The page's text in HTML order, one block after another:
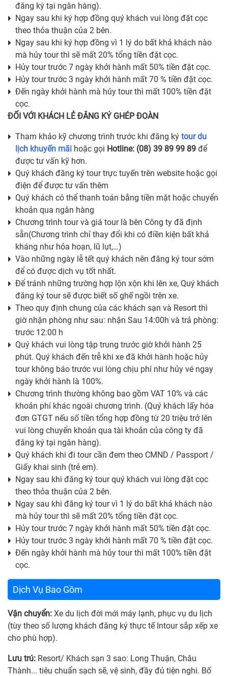
đăng ký tại ngân hàng).
Ngay sau khi ký hợp đồng quý khách vui lòng đặt cọc
theo thỏa thuận của 2 bên.
Ngay sau khi ký hợp đồng vì 1 lý do bất khả khách nào
mà hủy tour thì sẽ mất 20% tổng tiền đặt cọc.
Hủy tour trước 7 ngày khởi hành mất 50% tiền đặt cọc.
Hủy tour trước 3 ngày khởi hành mất 70 % tiền đặt cọc.
Đến ngày khởi hành mà hủy tour thì mất 100% tiền đặt
cọc.
ĐỐI VỚI KHÁCH LẺ ĐĂNG KÝ GHÉP ĐOÀN
Tham khảo kỹ chương trình trước khi đăng ký tour du
lịch khuyến mãi hoặc gọi Hotline: (08) 39 89 99 89 để
được tư vấn kỹ hơn.
Quý khách đăng ký tour trực tuyến trên website hoặc gọi
điện để được tư vấn thêm
Quý khách có thể thanh toán bằng tiền mặt hoặc chuyển
khoản qua ngân hàng
Chương trình tour và giá tour là bên Công ty đã định
sẵn(Chương trình chỉ thay đổi khi có điền kiện bất khả
kháng như hỏa hoạn, lũ lụt,…)
Vào những ngày lễ tết quý khách nên đăng ký tour sớm
để có được dịch vụ tốt nhất.
Để tránh những trường hợp lộn xộn khi lên xe, Quý khách
đăng ký tour sẽ được biết số ghế ngồi trên xe.
Theo quy định chung của các khách sạn và Resort thì
giờ nhận phòng như sau: nhận Sau 14:00h và trả phòng:
trước 12:00 h
Quý khách vui lòng tập trung trước giờ khởi hành 25
phút. Quý khách đến trễ khi xe đã khởi hành hoặc hủy
tour không báo trước vui lòng chịu phí như hủy vé ngay
ngày khởi hành là 100%.
Chương trình thường không bao gồm VAT 10% và các
khoản phí khác ngoài chương trình. (Quý khách lấy hóa
đơn GTGT nếu số tiền tổng hợp đồng từ 20 triệu trở lên
vui lòng chuyển khoản qua tài khoản của công ty đã
đăng ký tại ngân hàng).
Quý khách khi đi tour cần đem theo CMND / Passport /
Giấy khai sinh (trẻ em).
Ngay sau khi đăng ký tour quý khách vui lòng đặt cọc
theo thỏa thuận của 2 bên.
Ngay sau khi đăng ký tour vì 1 lý do bất khả khách nào
mà hủy tour thì sẽ mất 20% tổng tiền đặt cọc.
Hủy tour trước 7 ngày khởi hành mất 50% tiền đặt cọc.
Hủy tour trước 3 ngày khởi hành mất 70 % tiền đặt cọc.
Đến ngày khởi hành mà hủy tour thì mất 100% tiền đặt
cọc.
Dịch Vụ Bao Gồm
Vận chuyển: Xe du lịch đời mới máy lạnh, phục vụ du lịch
(tùy theo số lượng khách đăng ký thực tế Intour sắp xếp xe
cho phù hợp).
Lưu trú: Resort/ Khách sạn 3 sao: Long Thuận, Châu
Thành... tiêu chuẩn sạch sẽ, vệ sinh, đầy đủ tiện nghi. Bố